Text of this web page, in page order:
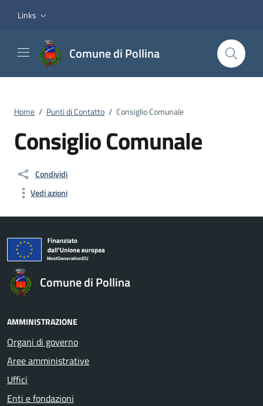
Links
Comune di Pollina
Home / Punti di Contatto / Consiglio Comunale
Consiglio Comunale
Condividi
Vedi azioni
Comune di Pollina
AMMINISTRAZIONE
Organi di governo
Aree amministrative
Uffici
Enti e fondazioni